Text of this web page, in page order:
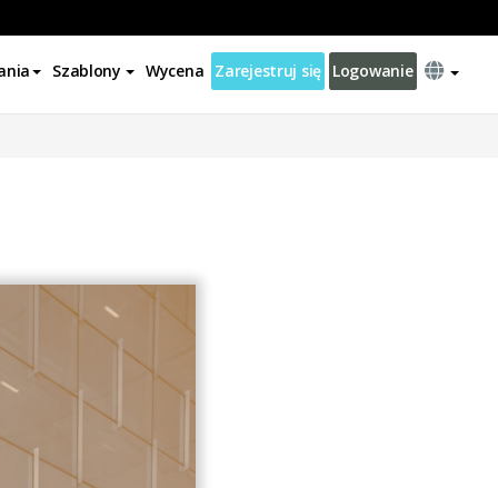
Szablony Wycena Zarejestruj się Logowanie